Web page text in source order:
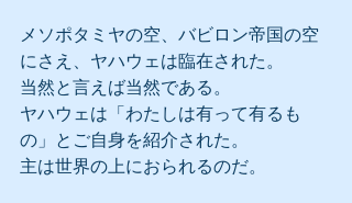
メソポタミヤの空、バビロン帝国の空
にさえ、ヤハウェは臨在された。
当然と言えば当然である。
ヤハウェは「わたしは有って有るも
の」とご自身を紹介された。
主は世界の上におられるのだ。